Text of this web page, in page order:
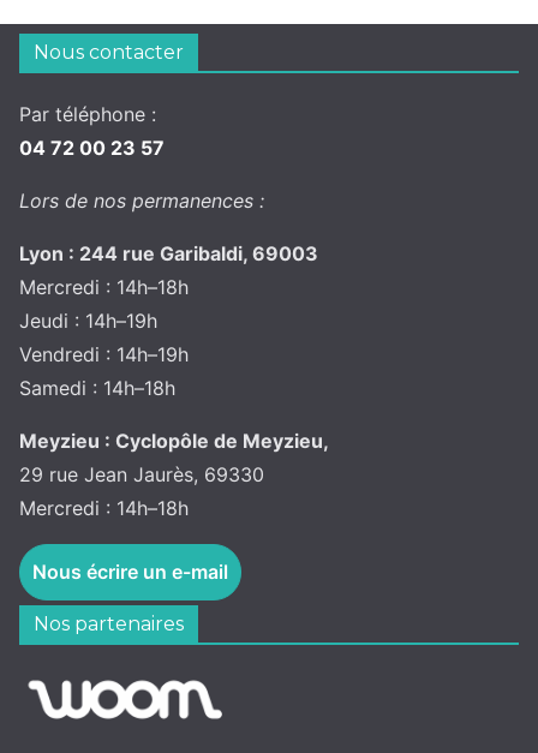
Nous contacter
Par téléphone :
04 72 00 23 57
Lors de nos permanences :
Lyon : 244 rue Garibaldi, 69003
Mercredi : 14h–18h
Jeudi : 14h–19h
Vendredi : 14h–19h
Samedi : 14h–18h
Meyzieu : Cyclopôle de Meyzieu,
29 rue Jean Jaurès, 69330
Mercredi : 14h–18h
Nous écrire un e-mail
Nos partenaires